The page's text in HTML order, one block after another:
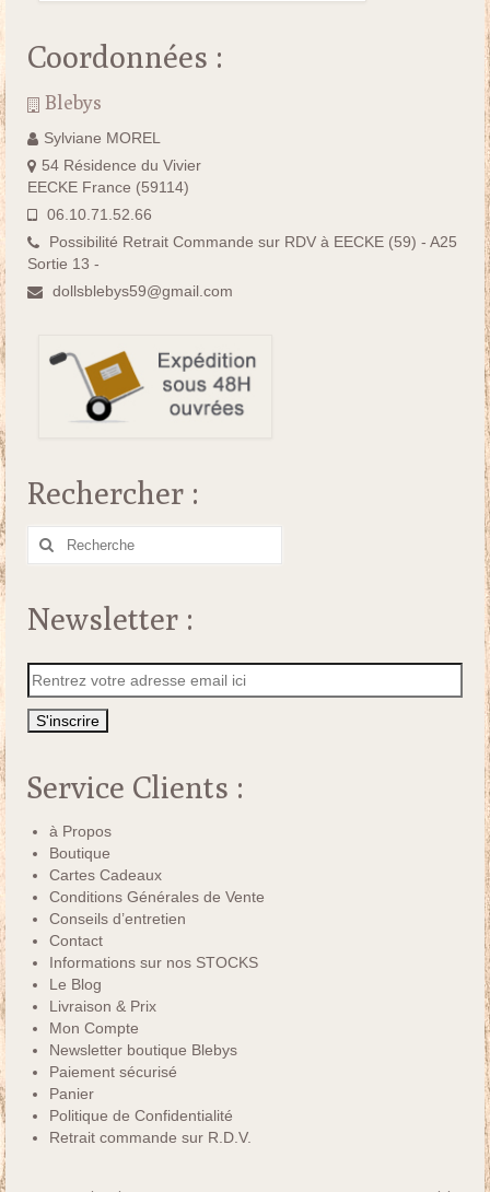
Coordonnées :
Blebys
Sylviane MOREL
54 Résidence du Vivier
EECKE France (59114)
06.10.71.52.66
Possibilité Retrait Commande sur RDV à EECKE (59) - A25
Sortie 13 -
dollsblebys59@gmail.com
Rechercher :
Rechercher
Newsletter :
Service Clients :
à Propos
Boutique
Cartes Cadeaux
Conditions Générales de Vente
Conseils d’entretien
Contact
Informations sur nos STOCKS
Le Blog
Livraison & Prix
Mon Compte
Newsletter boutique Blebys
Paiement sécurisé
Panier
Politique de Confidentialité
Retrait commande sur R.D.V.